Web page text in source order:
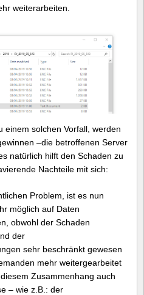
weiterarbeiten.
einem solchen Vorfall, werden
–die betroffenen Server
natürlich hilft den Schaden zu
Nachteile mit sich:
Problem, ist es nun
möglich auf Daten
obwohl der Schaden
der
sehr beschränkt gewesen
mehr weitergearbeitet
Zusammenhang auch
– wie z.B.: der